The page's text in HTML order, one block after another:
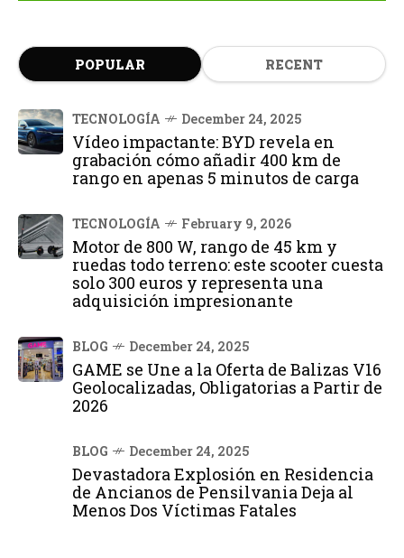
POPULAR RECENT
TECNOLOGÍA December 24, 2025
Vídeo impactante: BYD revela en
grabación cómo añadir 400 km de
rango en apenas 5 minutos de carga
TECNOLOGÍA February 9, 2026
Motor de 800 W, rango de 45 km y
ruedas todo terreno: este scooter cuesta
solo 300 euros y representa una
adquisición impresionante
BLOG December 24, 2025
GAME se Une a la Oferta de Balizas V16
Geolocalizadas, Obligatorias a Partir de
2026
BLOG December 24, 2025
Devastadora Explosión en Residencia
de Ancianos de Pensilvania Deja al
Menos Dos Víctimas Fatales